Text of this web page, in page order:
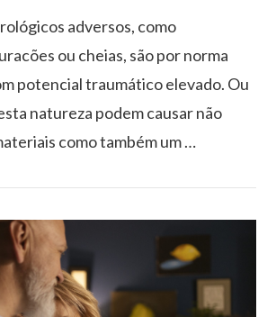
VIEW POST
adversos, como
ou cheias, são por norma
potencial traumático elevado. Ou
natureza podem causar não
como também um …